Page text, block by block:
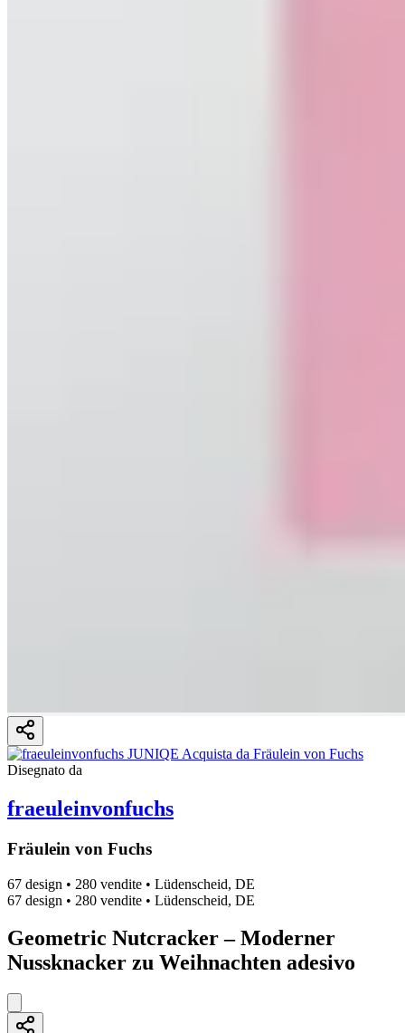
Disegnato da
fraeuleinvonfuchs
Fräulein von Fuchs
67 design • 280 vendite • Lüdenscheid, DE
67 design • 280 vendite • Lüdenscheid, DE
Geometric Nutcracker – Moderner
Nussknacker zu Weihnachten adesivo